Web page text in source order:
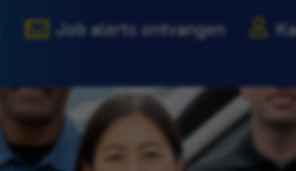
Job alerts ontvangen